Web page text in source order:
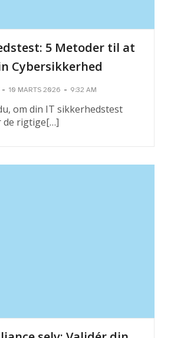
5 Metoder til at
Cybersikkerhed
- 10 MARTS 2026 - 9:32 AM
om din IT sikkerhedstest
de rigtige[…]